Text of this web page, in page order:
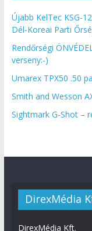
Újabb KelTec KSG-
Dél-Koreai Parti
Rendőrségi
verseny:-)
Umarex TPX50 .50
Smith and Wesson
Sightmark G-Shot –
DirexMédia
DirexMédia Kft.